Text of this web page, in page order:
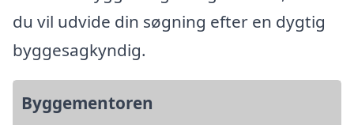
du vil udvide din søgning efter en dygtig
byggesagkyndig.
Byggementoren